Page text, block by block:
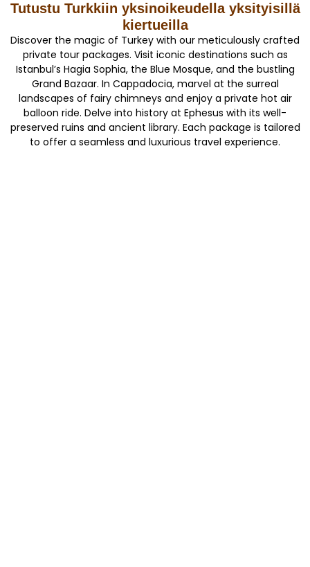
Tutustu Turkkiin yksinoikeudella yksityisillä
kiertueilla
Discover the magic of Turkey with our meticulously crafted
private tour packages. Visit iconic destinations such as
Istanbul’s Hagia Sophia, the Blue Mosque, and the bustling
Grand Bazaar. In Cappadocia, marvel at the surreal
landscapes of fairy chimneys and enjoy a private hot air
balloon ride. Delve into history at Ephesus with its well-
preserved ruins and ancient library. Each package is tailored
to offer a seamless and luxurious travel experience.